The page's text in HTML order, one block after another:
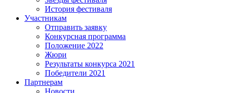
История фестиваля
Участникам
Отправить заявку
Конкурсная программа
Положение 2022
Жюри
Результаты конкурса 2021
Победители 2021
Партнерам
Новости